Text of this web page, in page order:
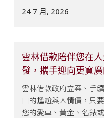
24 7 月, 2026
雲林借款陪伴您在
發，攜手迎向更寬
雲林借款政府立案、手
口的尷尬與人情債，只
您的愛車、黃金、名錶